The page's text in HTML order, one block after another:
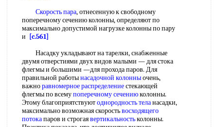
Скорость пара, отнесенную к свободному
поперечному сечению колонны, определяют по
максимально допустимой нагрузке колонны по пару
и
[c.561]
Насадку укладывают на тарелки, снабженные
двумя отверстиями двух видов малыми — для стока
флегмы и большими —для прохода паров. Для
правильной работынасадочной колонныочень,
важноравномерное распределениестекающей
флегмы по всемупоперечному сечениюколонны.
Этому благоприятствуютоднородность теланасадки,
максимально возможная скоростьвосходящего
потокапаров и строгаявертикальностьколонны.